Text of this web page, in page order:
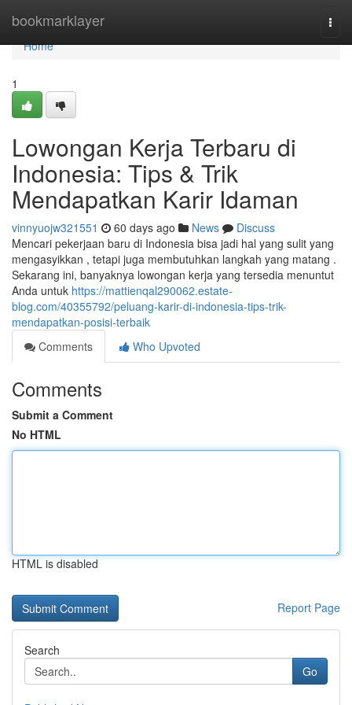
bookmarklayer
Home
Home
1
Lowongan Kerja Terbaru di
Indonesia: Tips & Trik
Mendapatkan Karir Idaman
vinnyuojw321551 60 days ago News
Discuss
Mencari pekerjaan baru di Indonesia bisa jadi hal yang sulit yang
mengasyikkan , tetapi juga membutuhkan langkah yang matang .
Sekarang ini, banyaknya lowongan kerja yang tersedia menuntut
Anda untuk https://mattienqal290062.estate-
blog.com/40355792/peluang-karir-di-indonesia-tips-trik-
mendapatkan-posisi-terbaik
Comments
Who Upvoted
Comments
Submit a Comment
No HTML
HTML is disabled
Report Page
Search
Go